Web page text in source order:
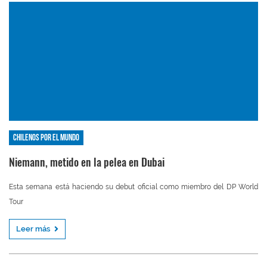
Chilenos por el mundo
Niemann, metido en la pelea en Dubai
Esta semana está haciendo su debut oficial como miembro del DP World
Tour
Leer más